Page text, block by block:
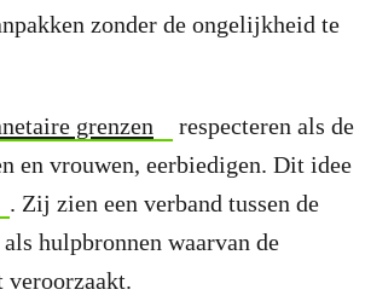
zonder de ongelijkheid te
grenzen
respecteren als de
en vrouwen, eerbiedigen. Dit idee
. Zij zien een verband tussen de
hulpbronnen waarvan de
veroorzaakt.